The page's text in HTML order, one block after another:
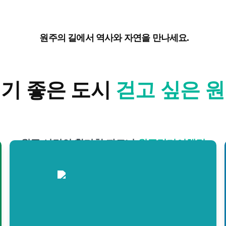
원주의 길에서 역사와 자연을 만나세요.
좋은 도시 걷고 싶은
원주 시민의 활기찬 파트너원주걷기여행길